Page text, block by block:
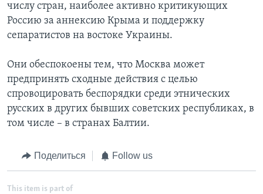
числу стран, наиболее активно критикующих
Россию за аннексию Крыма и поддержку
сепаратистов на востоке Украины.
Они обеспокоены тем, что Москва может
предпринять сходные действия с целью
спровоцировать беспорядки среди этнических
русских в других бывших советских республиках, в
том числе – в странах Балтии.
Поделиться Follow us
This item is part of